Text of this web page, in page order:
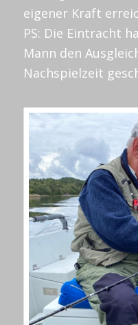
eigener Kraft
PS: Die Eintracht
Mann den
Nachspielzeit